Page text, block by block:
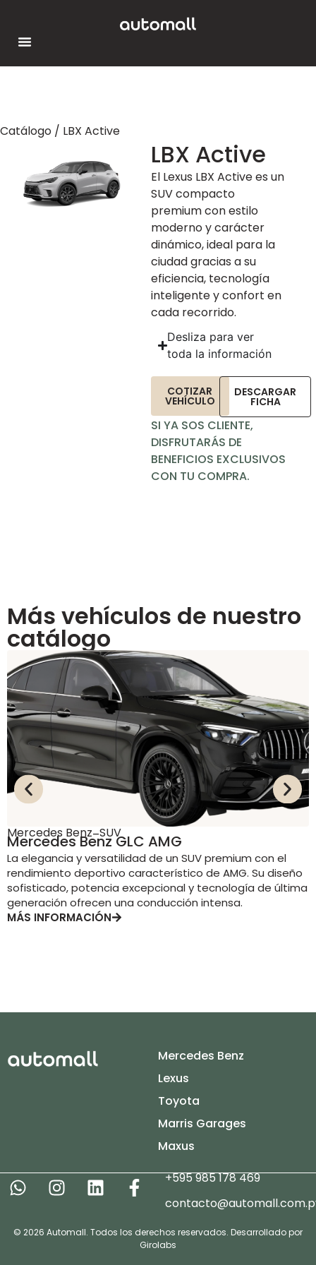
Catálogo / LBX Active
LBX Active
El Lexus LBX Active es un
SUV compacto
premium con estilo
moderno y carácter
dinámico, ideal para la
ciudad gracias a su
eficiencia, tecnología
inteligente y confort en
cada recorrido.
Desliza para ver
toda la información
COTIZAR
VEHÍCULO
DESCARGAR
FICHA
SI YA SOS CLIENTE,
DISFRUTARÁS DE
BENEFICIOS EXCLUSIVOS
CON TU COMPRA.
Más vehículos de nuestro
catálogo
Mercedes Benz–SUV
Mercedes Benz GLC AMG
La elegancia y versatilidad de un SUV premium con el
rendimiento deportivo característico de AMG. Su diseño
sofisticado, potencia excepcional y tecnología de última
generación ofrecen una conducción intensa.
MÁS INFORMACIÓN
Mercedes Benz
Lexus
Toyota
Marris Garages
Maxus
+595 985 178 469
© 2026 Automall. Todos los derechos reservados. Desarrollado por
Girolabs